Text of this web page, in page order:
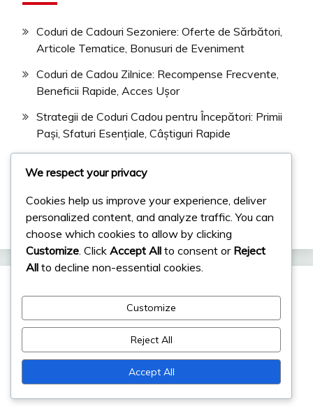
Coduri de Cadouri Sezoniere: Oferte de Sărbători,
Articole Tematice, Bonusuri de Eveniment
Coduri de Cadou Zilnice: Recompense Frecvente,
Beneficii Rapide, Acces Ușor
Strategii de Coduri Cadou pentru Începători: Primii
Pași, Sfaturi Esențiale, Câștiguri Rapide
Resurse
Premii pentru Etapele Evenimentului: Resurse,
Obiecte, Recompense Exclusive
Categorii
Beneficiile Abonamentului Lunar
Recompense pentru Etapele Evenimentului
We respect your privacy
Cookies help us improve your experience, deliver
personalized content, and analyze traffic. You can
choose which cookies to allow by clicking
Customize . Click Accept All to consent or Reject
All to decline non-essential cookies.
Customize
Reject All
Accept All